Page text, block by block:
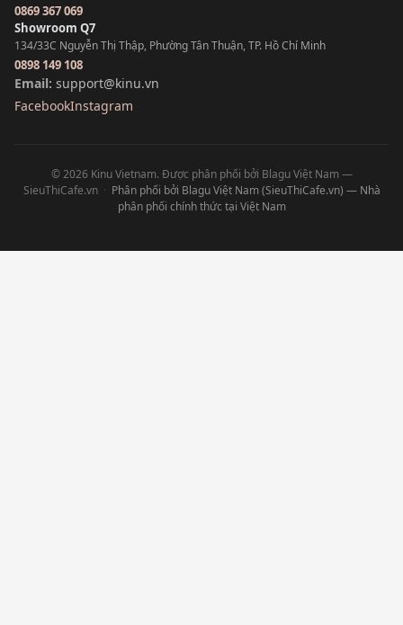
0869 367 069
Showroom Q7
134/33C Nguyễn Thị Thập, Phường Tân Thuận, TP. Hồ Chí Minh
0898 149 108
Email: support@kinu.vn
FacebookInstagram
© 2026 Kinu Vietnam. Được phân phối bởi Blagu Việt Nam —
SieuThiCafe.vn · Phân phối bởi Blagu Việt Nam (SieuThiCafe.vn) — Nhà
phân phối chính thức tại Việt Nam